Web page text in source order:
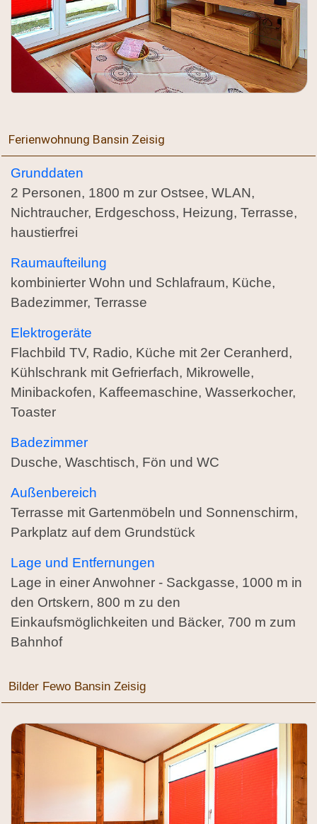
Ferienwohnung Bansin Zeisig
Grunddaten
2 Personen, 1800 m zur Ostsee, WLAN,
Nichtraucher, Erdgeschoss, Heizung, Terrasse,
haustierfrei
Raumaufteilung
kombinierter Wohn und Schlafraum, Küche,
Badezimmer, Terrasse
Elektrogeräte
Flachbild TV, Radio, Küche mit 2er Ceranherd,
Kühlschrank mit Gefrierfach, Mikrowelle,
Minibackofen, Kaffeemaschine, Wasserkocher,
Toaster
Badezimmer
Dusche, Waschtisch, Fön und WC
Außenbereich
Terrasse mit Gartenmöbeln und Sonnenschirm,
Parkplatz auf dem Grundstück
Lage und Entfernungen
Lage in einer Anwohner - Sackgasse, 1000 m in
den Ortskern, 800 m zu den
Einkaufsmöglichkeiten und Bäcker, 700 m zum
Bahnhof
Bilder Fewo Bansin Zeisig